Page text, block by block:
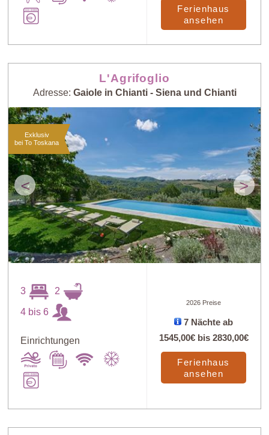
Ferienhaus
ansehen
L'Agrifoglio
Adresse: Gaiole in Chianti - Siena und Chianti
< >
Exklusiv
bei To Toskana
3 2
4 bis 6
Einrichtungen
2026 Preise
7 Nächte ab
1545,00€bis 2830,00€
Ferienhaus
ansehen